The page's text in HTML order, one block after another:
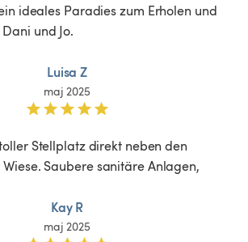
ideales Paradies zum Erholen und
und Jo.
Luisa Z
maj 2025
Stellplatz direkt neben den
Saubere sanitäre Anlagen,
Kay R
maj 2025